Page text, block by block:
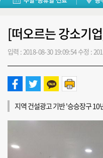
[떠오르는 강소기
입력 : 2018-08-30 19:09:54수정 :
지역 건설광고 기반 '승승장구